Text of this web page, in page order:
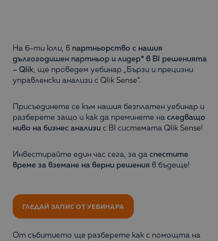
На 6-ти юли, в партньорство с нашия
дългогодишен партньор и лидер* в BI решенията
– Qlik, ще проведем уебинар „Бързи и прецизни
управленски анализи с Qlik Sense“.
Присъединете се към нашия безплатен уебинар и
разберете защо и как да преминете на следващо
ниво на бизнес анализи с BI системата Qlik Sense!
Инвестирайте един час сега, за да спестите
време за вземане на верни решения в бъдеще!
ГЛЕДАЙ ЗАПИС ОТ УЕБИНАРА
От събитието ще разберете как с помощта на